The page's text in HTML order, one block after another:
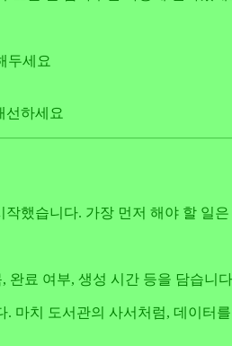
두세요
선하세요
했습니다. 가장 먼저 해야 할 일
완료 여부, 생성 시간 등을 담습니
마치 도서관의 사서처럼, 데이터